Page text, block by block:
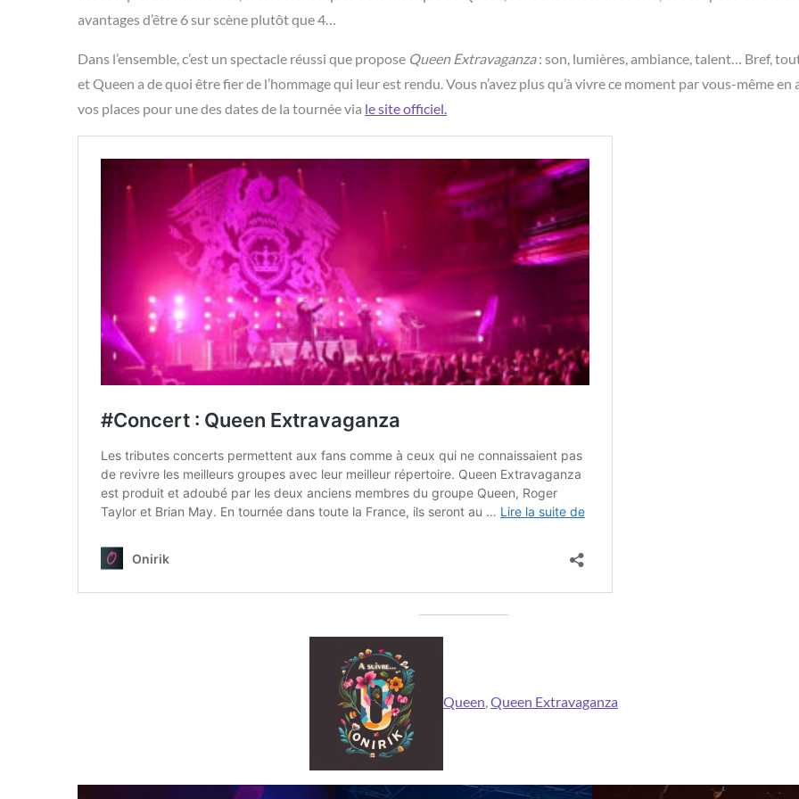
avantages d’être 6 sur scène plutôt que 4…
Dans l’ensemble, c’est un spectacle réussi que propose Queen Extravaganza: son, lumières, ambiance, talent… Bref,
et Queen a de quoi être fier de l’hommage qui leur est rendu. Vous n’avez plus qu’à vivre ce moment par vous-même en
vos places pour une des dates de la tournée via le site officiel.
Queen, Queen Extravaganza